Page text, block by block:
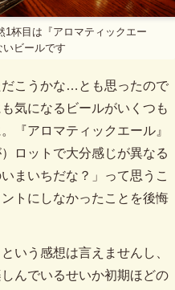
1杯目は『アロマティックエー
ビールです
こうかな…とも思ったので
気になるビールがいくつも
『アロマティックエール』
ロットで大分感じが異なる
まいちだな？」って思うこ
トにしなかったことを後悔
いう感想は言えませんし、
んでいるせいか初期ほどの